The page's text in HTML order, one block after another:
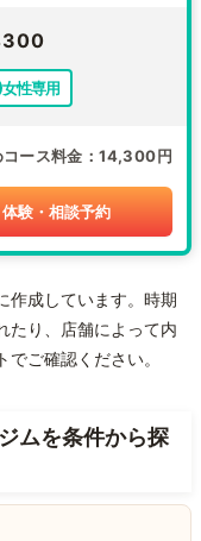
女性専用
ース料金 14,300円
体験・相談予約
作成しています。時期
たり、店舗によって内
ご確認ください。
ムを条件から探